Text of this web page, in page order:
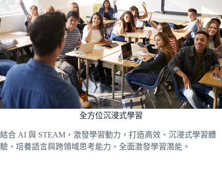
全方位沉浸式學習
結合 AI 與 STEAM，激發學習動力，打造高效、沉浸式學習體
驗，培養語言與跨領域思考能力，全面激發學習潛能。